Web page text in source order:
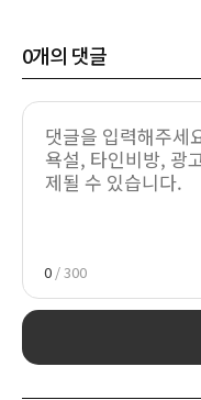
0개의 댓글
0 / 300